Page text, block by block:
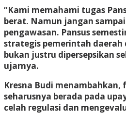
“Kami memahami tugas
berat. Namun jangan
pengawasan. Pansus
strategis pemerintah daerah
bukan justru dipersepsikan
ujarnya.
Kresna Budi menambahkan,
seharusnya berada pada
celah regulasi dan